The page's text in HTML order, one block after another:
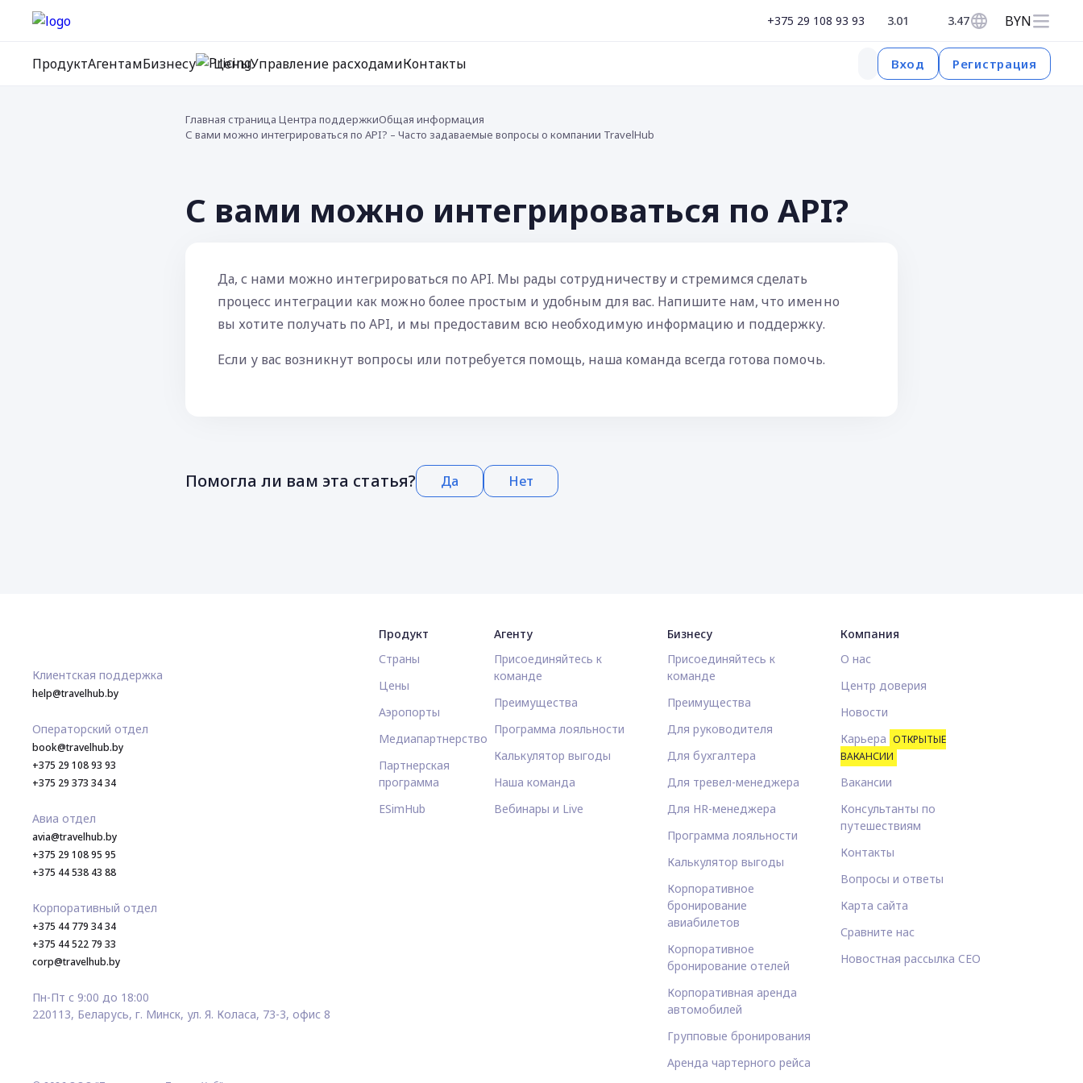
+375 29 108 93 93 3.01 3.47 BYN
ПродуктАгентамБизнесу ЦеныУправление расходамиКонтакты Вход Регистрация
Главная страница Центра поддержкиОбщая информация
С вами можно интегрироваться по API? – Часто задаваемые вопросы о компании TravelHub
С вами можно интегрироваться по API?
Да, с нами можно интегрироваться по API. Мы рады сотрудничеству и стремимся сделать
процесс интеграции как можно более простым и удобным для вас. Напишите нам, что именно
вы хотите получать по API, и мы предоставим всю необходимую информацию и поддержку.
Если у вас возникнут вопросы или потребуется помощь, наша команда всегда готова помочь.
Помогла ли вам эта статья? Да Нет
Клиентская поддержка
help@travelhub.by
Операторский отдел
book@travelhub.by
+375 29 108 93 93
+375 29 373 34 34
Авиа отдел
avia@travelhub.by
+375 29 108 95 95
+375 44 538 43 88
Корпоративный отдел
+375 44 779 34 34
+375 44 522 79 33
corp@travelhub.by
Пн-Пт с 9:00 до 18:00
220113, Беларусь, г. Минск, ул. Я. Коласа, 73-3, офис 8
Продукт
Страны
Цены
Аэропорты
Медиапартнерство
Партнерская
программа
ESimHub
Агенту
Присоединяйтесь к
команде
Преимущества
Программа лояльности
Калькулятор выгоды
Наша команда
Вебинары и Live
Бизнесу
Присоединяйтесь к
команде
Преимущества
Для руководителя
Для бухгалтера
Для тревел-менеджера
Для HR-менеджера
Программа лояльности
Калькулятор выгоды
Корпоративное
бронирование
авиабилетов
Корпоративное
бронирование отелей
Корпоративная аренда
автомобилей
Групповые бронирования
Аренда чартерного рейса
Компания
О нас
Центр доверия
Новости
Карьера ОТКРЫТЫЕ
ВАКАНСИИ
Вакансии
Консультанты по
путешествиям
Контакты
Вопросы и ответы
Карта сайта
Сравните нас
Новостная рассылка CEO